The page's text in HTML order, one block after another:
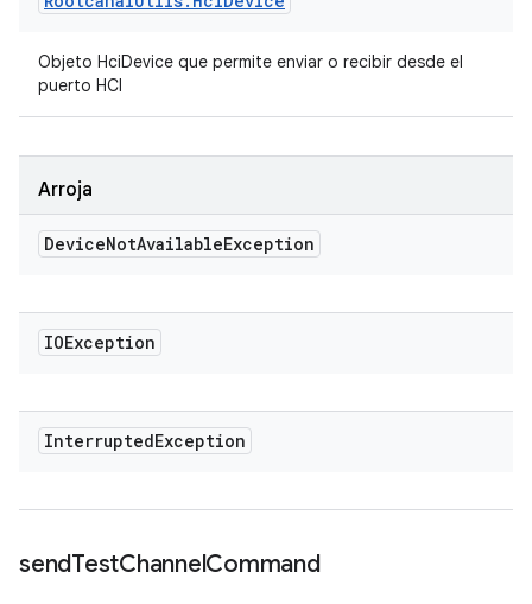
Objeto HciDevice que permite enviar o recibir desde el
puerto HCI
Arroja
DeviceNotAvailableException
IOException
InterruptedException
sendTestChannelCommand